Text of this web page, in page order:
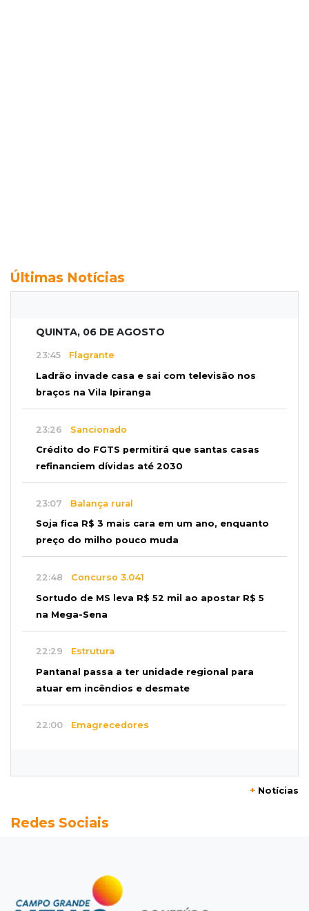
Últimas Notícias
QUINTA, 06 DE AGOSTO
23:45 Flagrante
Ladrão invade casa e sai com televisão nos
braços na Vila Ipiranga
23:26 Sancionado
Crédito do FGTS permitirá que santas casas
refinanciem dívidas até 2030
23:07 Balança rural
Soja fica R$ 3 mais cara em um ano, enquanto
preço do milho pouco muda
22:48 Concurso 3.041
Sortudo de MS leva R$ 52 mil ao apostar R$ 5
na Mega-Sena
22:29 Estrutura
Pantanal passa a ter unidade regional para
atuar em incêndios e desmate
22:00 Emagrecedores
Granizo danifica telhados e plantações
Agregado
Inter perde para o Corinthians mas avança às
+ Notícias
Redes Sociais